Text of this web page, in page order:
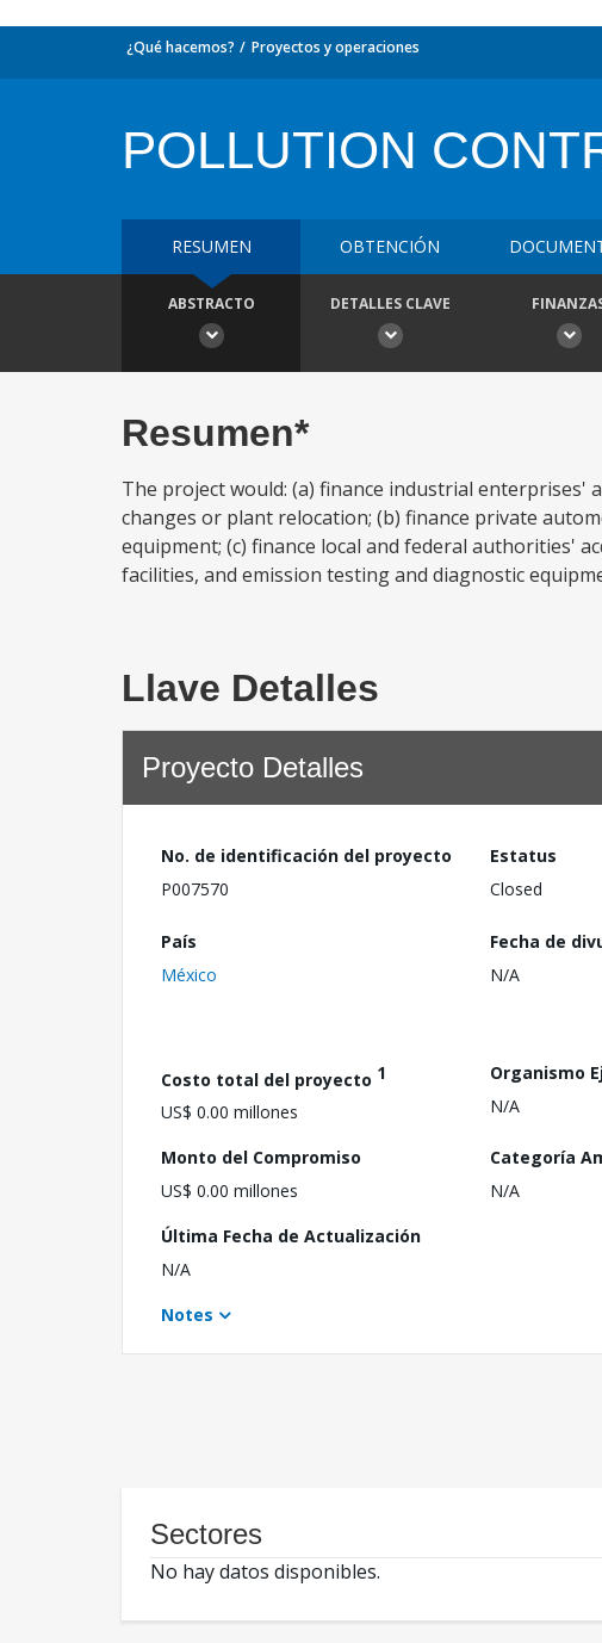
¿Qué hacemos? Proyectos y operaciones
POLLUTION
RESUMEN OBTENCIÓN
ABSTRACTO DETALLES CLAVE
Resumen*
The project would: (a) finance industrial
changes or plant relocation; (b) finance private
equipment; (c) finance local and federal authorities'
facilities, and emission testing and diagnostic
Llave Detalles
Proyecto Detalles
No. de identificación del proyecto
P007570
Estatus
Closed
País
México
Fecha de
N/A
Costo total del proyecto 1
US$ 0.00 millones
Organismo
N/A
Monto del Compromiso
US$ 0.00 millones
Categoría
N/A
Última Fecha de Actualización
N/A
Notes
Sectores
No hay datos disponibles.